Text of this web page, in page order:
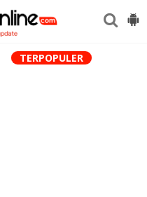
TERPOPULER